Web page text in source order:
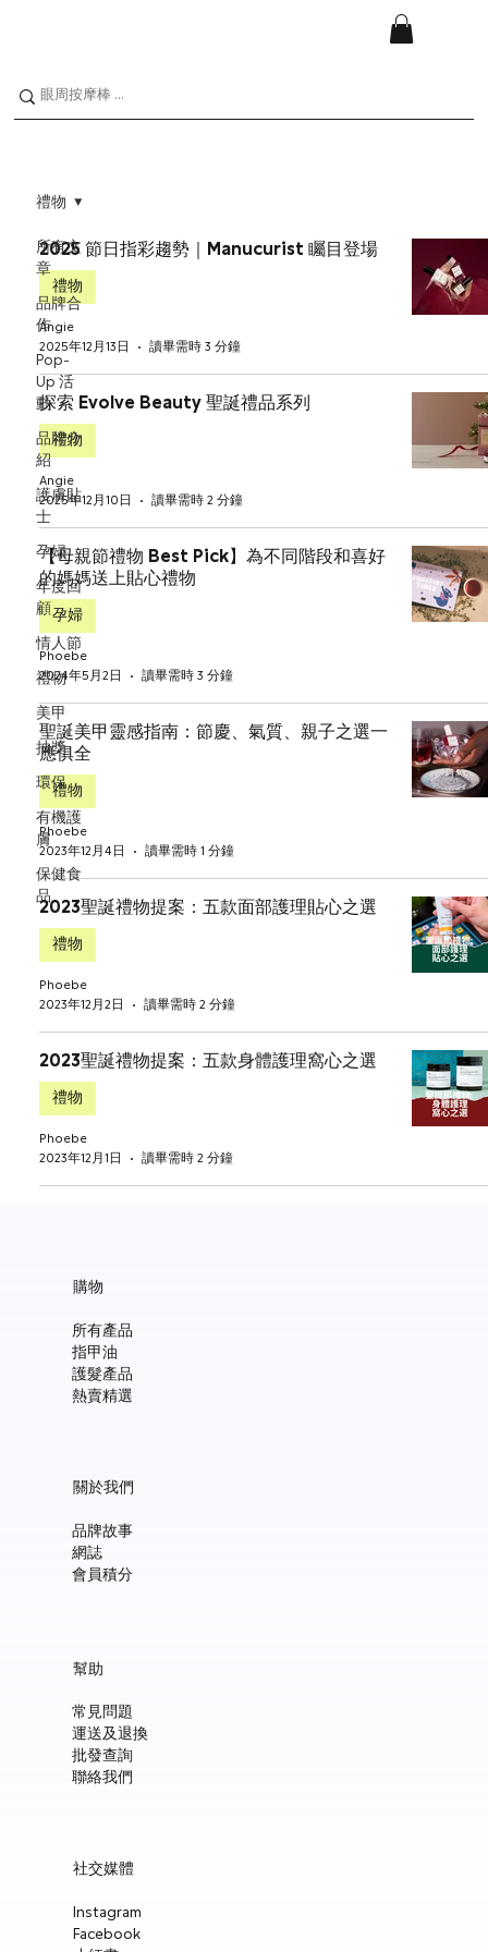
所有文
章
品牌合
作
Pop-
Up 活
動
品牌介
紹
護膚貼
士
孕婦
年度回
顧
情人節
禮物
美甲
抽獎
環保
有機護
膚
保健食
品
禮物
2025 節日指彩趨勢｜Manucurist 矚目登場
禮物
Angie
2025年12月13日
讀畢需時 3 分鐘
探索 Evolve Beauty 聖誕禮品系列
禮物
Angie
2025年12月10日
讀畢需時 2 分鐘
【母親節禮物 Best Pick】為不同階段和喜好
的媽媽送上貼心禮物
孕婦
Phoebe
2024年5月2日
讀畢需時 3 分鐘
聖誕美甲靈感指南：節慶、氣質、親子之選一
應俱全
禮物
Phoebe
2023年12月4日
讀畢需時 1 分鐘
2023聖誕禮物提案：五款面部護理貼心之選
禮物
Phoebe
2023年12月2日
讀畢需時 2 分鐘
2023聖誕禮物提案：五款身體護理窩心之選
禮物
Phoebe
2023年12月1日
讀畢需時 2 分鐘
購物
所有產品
指甲油
護髮產品
熱賣精選
關於我們
品牌故事
網誌
會員積分
幫助
常見問題
運送及退換
批發查詢
聯絡我們
社交媒體
Instagram
Facebook